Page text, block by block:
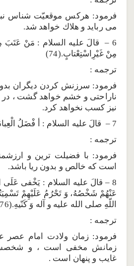
فرمود: هركس موقعيّت شناس
مى ربايد و هلاك خواهد شد.
6 – قالَ عليه السلام : مَنْ عَتَبَ
مِنْ غَيْرِاسْتِعْتابٍ.(74)
ترجمه :
فرمود: سرزنش كردن ديگران
ناراحتى و خشم خواهد گشت ، در
نيز كسب نخواهد كرد.
7 – قالَ عليه السلام : أ فْضَلُ الْعِبادَةِ الاْ خْلاصُ.(75)
ترجمه :
فرمود: با فضيلت ترين و
است كه خالص و بدون ريا باشد.
8 – قالَ عليه السلام : يَخْفى عَلَى
عَنْهُمْ شَخْصُهُ، وَ تَحْرُمُ عَلَيْهِمْ
اللّهِ صلى الله عليه و آله وَ كَنّيهِ.(76)
ترجمه :
فرمود: زمان ولادت امام عصر
زمانش مخفى است ، و شخصش
غايب و پنهان است .